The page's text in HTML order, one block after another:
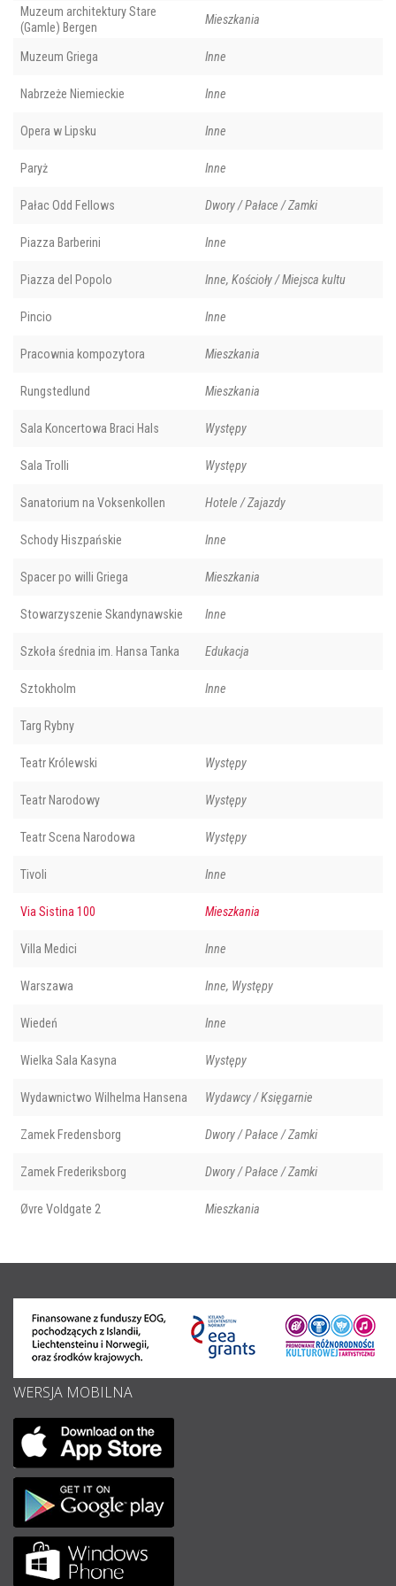
Muzeum architektury Stare
(Gamle) Bergen
Mieszkania
Muzeum Griega Inne
Nabrzeże Niemieckie Inne
Opera w Lipsku Inne
Paryż Inne
Pałac Odd Fellows Dwory / Pałace / Zamki
Piazza Barberini Inne
Piazza del Popolo Inne, Kościoły / Miejsca kultu
Pincio Inne
Pracownia kompozytora Mieszkania
Rungstedlund Mieszkania
Sala Koncertowa Braci Hals Występy
Sala Trolli Występy
Sanatorium na Voksenkollen Hotele / Zajazdy
Schody Hiszpańskie Inne
Spacer po willi Griega Mieszkania
Stowarzyszenie Skandynawskie Inne
Szkoła średnia im. Hansa Tanka Edukacja
Sztokholm Inne
Targ Rybny
Teatr Królewski Występy
Teatr Narodowy Występy
Teatr Scena Narodowa Występy
Tivoli Inne
Via Sistina 100 Mieszkania
Villa Medici Inne
Warszawa Inne, Występy
Wiedeń Inne
Wielka Sala Kasyna Występy
Wydawnictwo Wilhelma Hansena Wydawcy / Księgarnie
Zamek Fredensborg Dwory / Pałace / Zamki
Zamek Frederiksborg Dwory / Pałace / Zamki
Øvre Voldgate 2 Mieszkania
WERSJA MOBILNA